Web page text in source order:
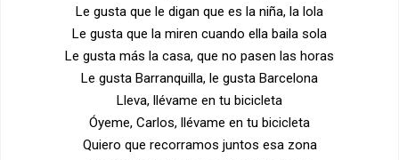
Le gusta que le digan que es la niña, la lola
Le gusta que la miren cuando ella baila sola
Le gusta más la casa, que no pasen las horas
Le gusta Barranquilla, le gusta Barcelona
Lleva, llévame en tu bicicleta
Óyeme, Carlos, llévame en tu bicicleta
Quiero que recorramos juntos esa zona